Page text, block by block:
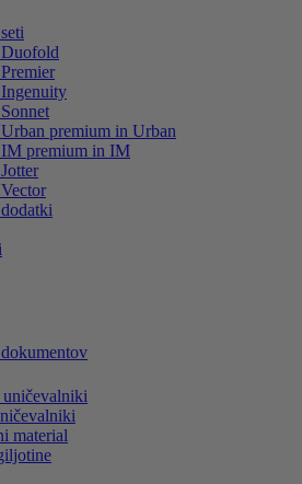
premium in Urban
IM premium in IM
material